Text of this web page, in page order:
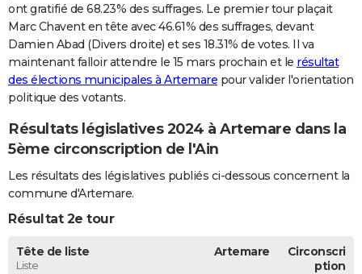
Dictionnaire
Biographies
Citations
Expressions
Proverbes
PROGRAMME TV
COPAINS D'AVANT
S'inscrire
Se connecter
Lycées
Collèges
Primaires
Universités
Entreprises
Service militaire
Avis de recherche
AVIS DE DÉCÈS
ont gratifié de 68.23% des suffrages. Le premier tour plaçait
Marc Chavent en tête avec 46.61% des suffrages, devant
Damien Abad (Divers droite) et ses 18.31% de votes. Il va
maintenant falloir attendre le 15 mars prochain et le résultat
des élections municipales à Artemare pour valider l'orientation
politique des votants.
Résultats législatives 2024 à Artemare dans la
5ème circonscription de l'Ain
Les résultats des législatives publiés ci-dessous concernent la
commune d'Artemare.
Résultat 2e tour
Tête de liste
Liste
Artemare
Circonscri
ption